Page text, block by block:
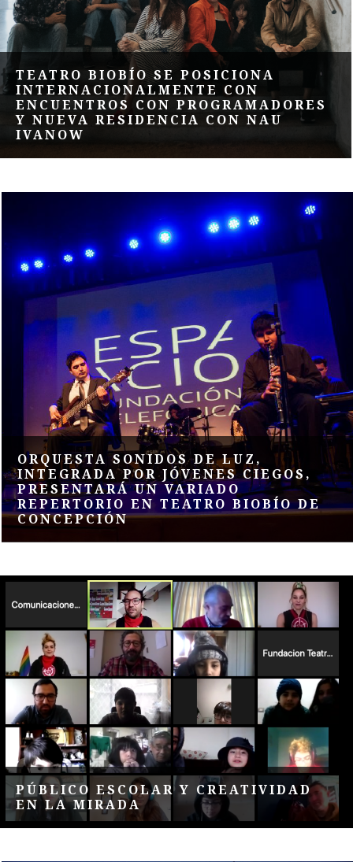
TEATRO BIOBÍO SE POSICIONA
INTERNACIONALMENTE CON
ENCUENTROS CON PROGRAMADORES
Y NUEVA RESIDENCIA CON NAU
IVANOW
ORQUESTA SONIDOS DE LUZ,
INTEGRADA POR JÓVENES CIEGOS,
PRESENTARÁ UN VARIADO
REPERTORIO EN TEATRO BIOBÍO DE
CONCEPCIÓN
PÚBLICO ESCOLAR Y CREATIVIDAD
EN LA MIRADA